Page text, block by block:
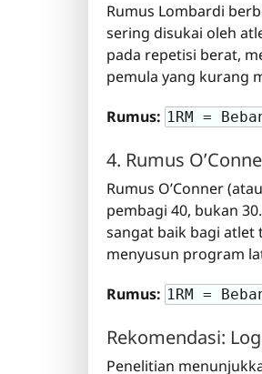
Rumus Lombardi
sering disukai oleh
pada repetisi berat,
pemula yang kurang
Rumus: 1RM =
4. Rumus
Rumus O’Conner
pembagi 40, bukan
sangat baik bagi atlet
menyusun program
Rumus: 1RM =
Rekomendasi:
Penelitian